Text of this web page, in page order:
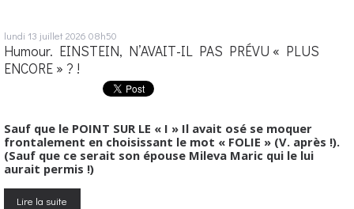
lundi 13 juillet 2026 08h50
Humour. EINSTEIN, N’AVAIT-IL PAS PRÉVU « PLUS
ENCORE » ? !
Sauf que le POINT SUR LE « I » Il avait osé se moquer
frontalement en choisissant le mot « FOLIE » (V. après !).
(Sauf que ce serait son épouse Mileva Maric qui le lui
aurait permis !)
Lire la suite